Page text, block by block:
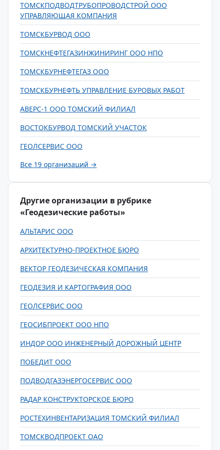
ТОМСКПОДВОДТРУБОПРОВОДСТРОЙ ООО
УПРАВЛЯЮЩАЯ КОМПАНИЯ
ТОМСКБУРВОД ООО
ТОМСКНЕФТЕГАЗИНЖИНИРИНГ ООО НПО
ТОМСКБУРНЕФТЕГАЗ ООО
ТОМСКБУРНЕФТЬ УПРАВЛЕНИЕ БУРОВЫХ РАБОТ
АВЕРС-1 ООО ТОМСКИЙ ФИЛИАЛ
ВОСТОКБУРВОД ТОМСКИЙ УЧАСТОК
ГЕОЛСЕРВИС ООО
Все 19 организаций →
Другие организации в рубрике
«Геодезические работы»
АЛЬТАРИС ООО
АРХИТЕКТУРНО-ПРОЕКТНОЕ БЮРО
ВЕКТОР ГЕОДЕЗИЧЕСКАЯ КОМПАНИЯ
ГЕОДЕЗИЯ И КАРТОГРАФИЯ ООО
ГЕОЛСЕРВИС ООО
ГЕОСИБПРОЕКТ ООО НПО
ИНДОР ООО ИНЖЕНЕРНЫЙ ДОРОЖНЫЙ ЦЕНТР
ПОБЕДИТ ООО
ПОДВОДГАЗЭНЕРГОСЕРВИС ООО
РАДАР КОНСТРУКТОРСКОЕ БЮРО
РОСТЕХИНВЕНТАРИЗАЦИЯ ТОМСКИЙ ФИЛИАЛ
ТОМСКВОДПРОЕКТ ОАО